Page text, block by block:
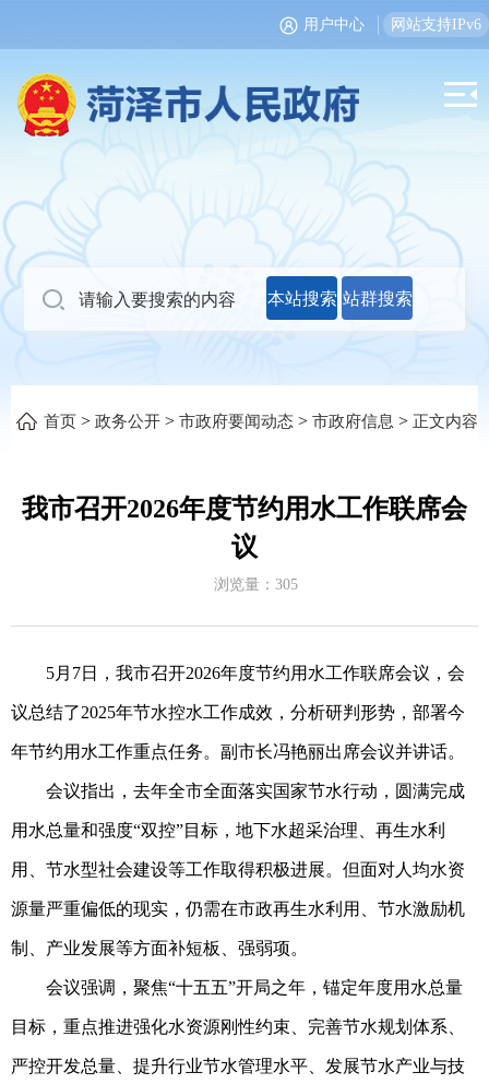
用户中心 网站支持IPv6
本站搜索 站群搜索
首页 > 政务公开 > 市政府要闻动态 > 市政府信息 > 正文内容
我市召开2026年度节约用水工作联席会
议
浏览量： 305
5月 7日，我市召开2026年度节约用水工作联席会议，会
议总结了2025年节水控水工作成效，分析研判形势，部署今
年节约用水工作重点任务。副市长冯艳丽出席会议并讲话。
会议指出，去年全市全面落实国家节水行动，圆满完成
用水总量和强度“双控”目标，地下水超采治理、再生水利
用、节水型社会建设等工作取得积极进展。但面对人均水资
源量严重偏低的现实，仍需在市政再生水利用、节水激励机
制、产业发展等方面补短板、强弱项。
会议强调，聚焦“十五五”开局之年，锚定年度用水总量
目标，重点推进强化水资源刚性约束、完善节水规划体系、
严控开发总量、提升行业节水管理水平、发展节水产业与技